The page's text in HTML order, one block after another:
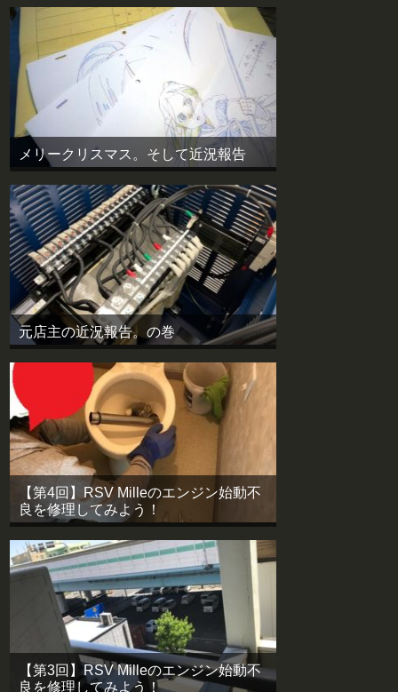
メリークリスマス。そして近況報告
元店主の近況報告。の巻
【第4回】RSV Milleのエンジン始動不
良を修理してみよう！
【第3回】RSV Milleのエンジン始動不
良を修理してみよう！